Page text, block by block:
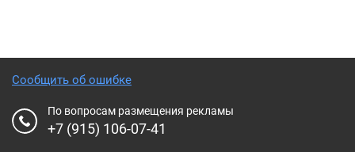
Сообщить об ошибке
По вопросам размещения рекламы
+7 (915) 106-07-41